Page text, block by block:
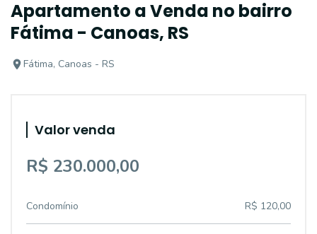
Apartamento a Venda no bairro
Fátima - Canoas, RS
Fátima, Canoas - RS
Valor venda
R$ 230.000,00
Condomínio R$ 120,00